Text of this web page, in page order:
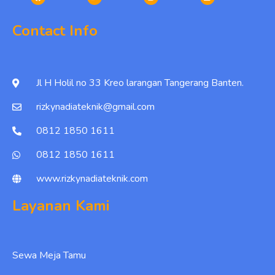
Contact Info
Jl H Holil no 33 Kreo larangan Tangerang Banten.
rizkynadiateknik@gmail.com
0812 1850 1611
0812 1850 1611
www.rizkynadiateknik.com
Layanan Kami
Sewa Meja Tamu